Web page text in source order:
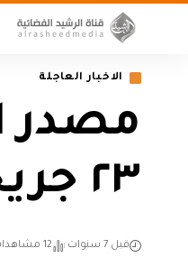
الاخبار العاجلة
٢٣ جريحاً
قبل 7 سنوات 12 مشاهدات